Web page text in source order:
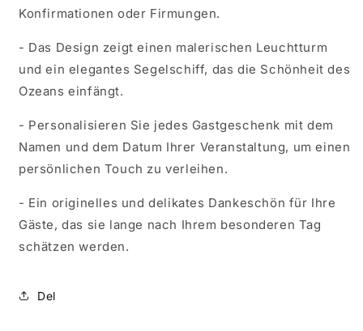
Konfirmationen oder Firmungen.
- Das Design zeigt einen malerischen Leuchtturm
und ein elegantes Segelschiff, das die Schönheit des
Ozeans einfängt.
- Personalisieren Sie jedes Gastgeschenk mit dem
Namen und dem Datum Ihrer Veranstaltung, um einen
persönlichen Touch zu verleihen.
- Ein originelles und delikates Dankeschön für Ihre
Gäste, das sie lange nach Ihrem besonderen Tag
schätzen werden.
Del